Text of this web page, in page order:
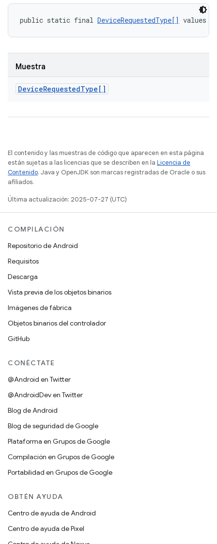
public static final DeviceRequestedType[] values
Muestra
DeviceRequestedType[]
El contenido y las muestras de código que aparecen en esta página
están sujetas a las licencias que se describen en la Licencia de
Contenido. Java y OpenJDK son marcas registradas de Oracle o sus
afiliados.
Última actualización: 2025-07-27 (UTC)
COMPILACIÓN
Repositorio de Android
Requisitos
Descarga
Vista previa de los objetos binarios
Imágenes de fábrica
Objetos binarios del controlador
GitHub
CONÉCTATE
@Android en Twitter
@AndroidDev en Twitter
Blog de Android
Blog de seguridad de Google
Plataforma en Grupos de Google
Compilación en Grupos de Google
Portabilidad en Grupos de Google
OBTÉN AYUDA
Centro de ayuda de Android
Centro de ayuda de Pixel